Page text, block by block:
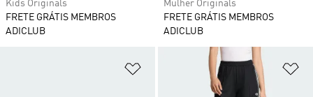
Kids Originals
FRETE GRÁTIS MEMBROS
ADICLUB
Mulher Originals
FRETE GRÁTIS MEMBROS
ADICLUB
Adicionar à Lista de Desejos